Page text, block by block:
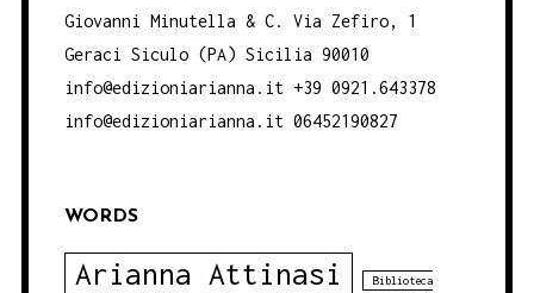
Giovanni Minutella & C. Via Zefiro, 1
Geraci Siculo (PA) Sicilia 90010
info@edizioniarianna.it +39 0921.643378
info@edizioniarianna.it 06452190827
WORDS
Arianna Attinasi Biblioteca